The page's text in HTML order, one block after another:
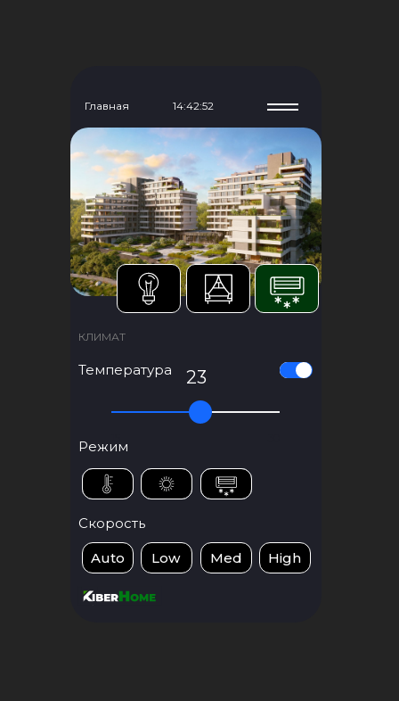
14:42:53
Главная
КЛИМАТ
Скорость
23
Температура
Режим
High
Med
Low
Auto